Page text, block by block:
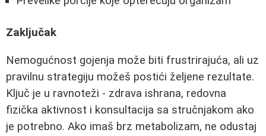
Zaključak
Nemogućnost gojenja može biti frustrirajuća, ali uz
pravilnu strategiju možeš postići željene rezultate.
Ključ je u ravnoteži - zdrava ishrana, redovna
fizička aktivnost i konsultacija sa stručnjakom ako
je potrebno. Ako imaš brz metabolizam, ne odustaj